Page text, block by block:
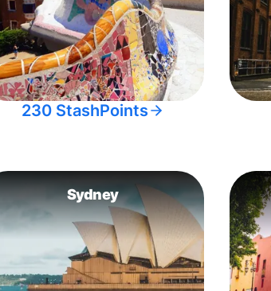
230 StashPoints
Sydney